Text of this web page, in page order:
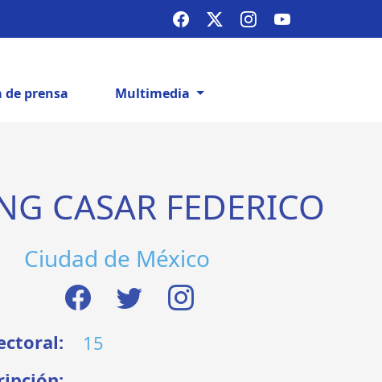
de prensa Multimedia
CASAR FEDERICO
Ciudad de México
15